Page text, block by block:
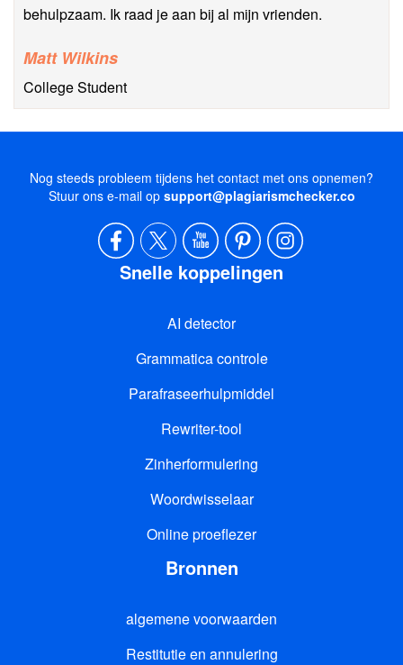
behulpzaam. Ik raad je aan bij al mijn vrienden.
Matt Wilkins
College Student
Nog steeds probleem tijdens het contact met ons opnemen?
Stuur ons e-mail op support@plagiarismchecker.co
Snelle koppelingen
AI detector
Grammatica controle
Parafraseerhulpmiddel
Rewriter-tool
Zinherformulering
Woordwisselaar
Online proeflezer
Bronnen
algemene voorwaarden
Restitutie en annulering